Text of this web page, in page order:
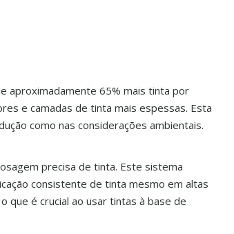
aproximadamente 65% mais tinta por
e camadas de tinta mais espessas. Esta
como nas considerações ambientais.
precisa de tinta. Este sistema
consistente de tinta mesmo em altas
que é crucial ao usar tintas à base de